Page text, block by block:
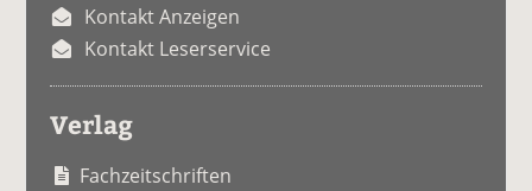
Kontakt Anzeigen
Kontakt Leserservice
Verlag
Fachzeitschriften